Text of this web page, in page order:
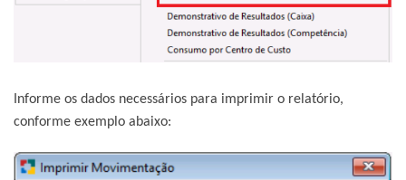
Informe os dados necessários para imprimir o relatório,
conforme exemplo abaixo: